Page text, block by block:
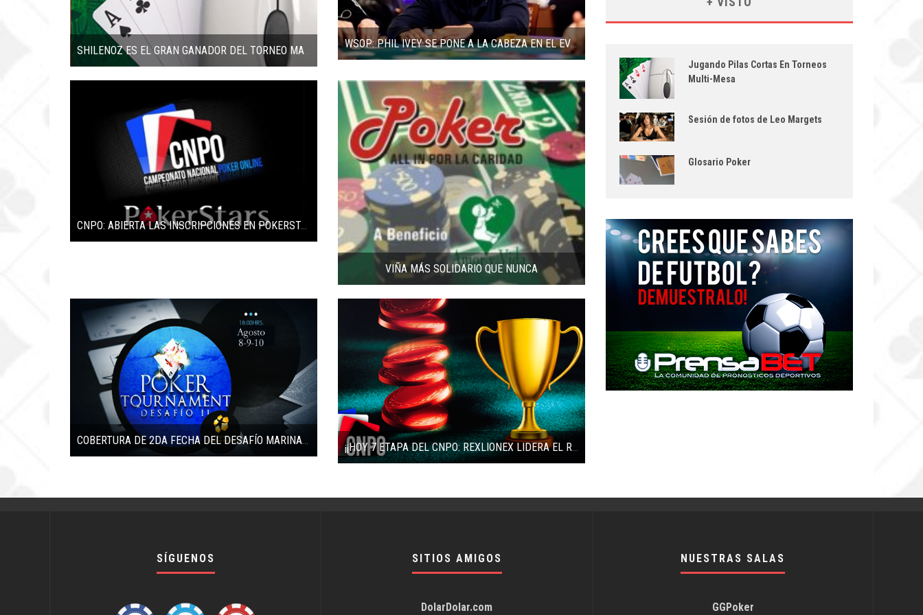
SHILENOZ ES EL GRAN GANADOR DEL TORNEO MASTERS POKERCHILE 2009
WSOP: PHIL IVEY SE PONE A LA CABEZA EN EL EVENTO PRINCIPAL
CNPO: ABIERTA LAS INSCRIPCIONES EN POKERSTARS
VIÑA MÁS SOLIDARIO QUE NUNCA
COBERTURA DE 2DA FECHA DEL DESAFÍO MARINA DEL SOL 2014
¡¡HOY 7 ETAPA DEL CNPO: REXLIONEX LIDERA EL RANKING
Jugando Pilas Cortas En Torneos
Multi-Mesa
Sesión de fotos de Leo Margets
Glosario Poker
SÍGUENOS SITIOS AMIGOS
DolarDolar.com
NUESTRAS SALAS
GGPoker